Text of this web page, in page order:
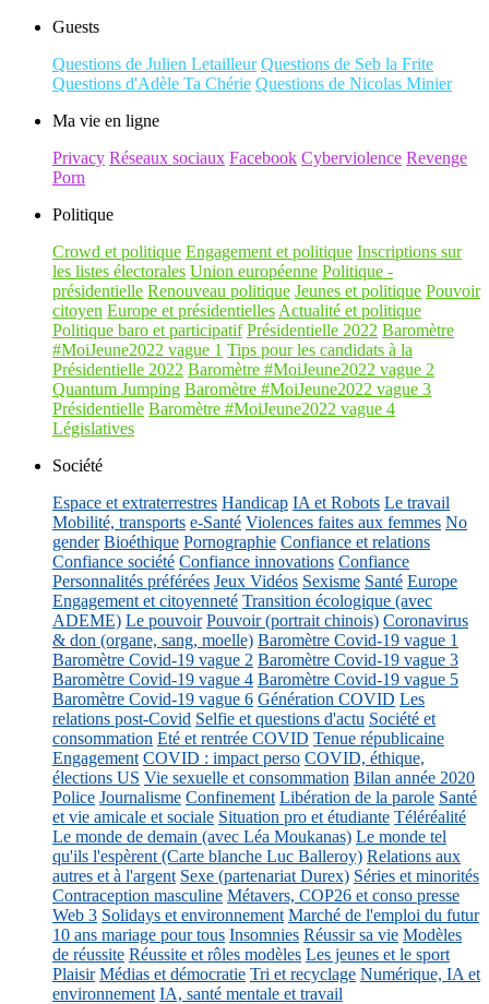
Guests
Questions de Julien Letailleur Questions de Seb la Frite
Questions d'Adèle Ta Chérie Questions de Nicolas Minier
Ma vie en ligne
Privacy Réseaux sociaux Facebook Cyberviolence Revenge
Porn
Politique
Crowd et politique Engagement et politique Inscriptions sur
les listes électorales Union européenne Politique -
présidentielle Renouveau politique Jeunes et politique Pouvoir
citoyen Europe et présidentielles Actualité et politique
Politique baro et participatif Présidentielle 2022 Baromètre
#MoiJeune2022 vague 1 Tips pour les candidats à la
Présidentielle 2022 Baromètre #MoiJeune2022 vague 2
Quantum Jumping Baromètre #MoiJeune2022 vague 3
Présidentielle Baromètre #MoiJeune2022 vague 4
Législatives
Société
Espace et extraterrestres Handicap IA et Robots Le travail
Mobilité, transports e-Santé Violences faites aux femmes No
gender Bioéthique Pornographie Confiance et relations
Confiance société Confiance innovations Confiance
Personnalités préférées Jeux Vidéos Sexisme Santé Europe
Engagement et citoyenneté Transition écologique (avec
ADEME) Le pouvoir Pouvoir (portrait chinois) Coronavirus
& don (organe, sang, moelle) Baromètre Covid-19 vague 1
Baromètre Covid-19 vague 2 Baromètre Covid-19 vague 3
Baromètre Covid-19 vague 4 Baromètre Covid-19 vague 5
Baromètre Covid-19 vague 6 Génération COVID Les
relations post-Covid Selfie et questions d'actu Société et
consommation Eté et rentrée COVID Tenue républicaine
Engagement COVID : impact perso COVID, éthique,
élections US Vie sexuelle et consommation Bilan année 2020
Police Journalisme Confinement Libération de la parole Santé
et vie amicale et sociale Situation pro et étudiante Téléréalité
Le monde de demain (avec Léa Moukanas) Le monde tel
qu'ils l'espèrent (Carte blanche Luc Balleroy) Relations aux
autres et à l'argent Sexe (partenariat Durex) Séries et minorités
Contraception masculine Métavers, COP26 et conso presse
Web 3 Solidays et environnement Marché de l'emploi du futur
10 ans mariage pour tous Insomnies Réussir sa vie Modèles
de réussite Réussite et rôles modèles Les jeunes et le sport
Plaisir Médias et démocratie Tri et recyclage Numérique, IA et
environnement IA, santé mentale et travail